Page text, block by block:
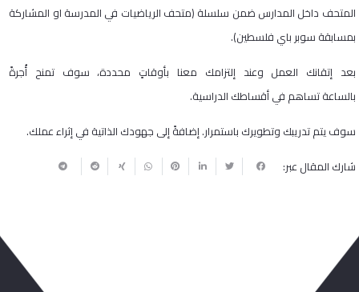
المتحف داخل المدارس ضمن سلسلة (متحف الرياضيات في المدرسة او المشاركة
بمسابقة سوبر باي فلسطين).
بعد إتقانك العمل وعند إلتزامك معنا بأوقاتٍ محددة، سوف تمنح أُجرةً
بالساعة تساهم في أقساطك الدراسية.
سوف يتم تدريبك وتطويرك باستمرار. إضافةً إلى جهودك الذاتية في إثراء عملك.
شارك المقال عبر: